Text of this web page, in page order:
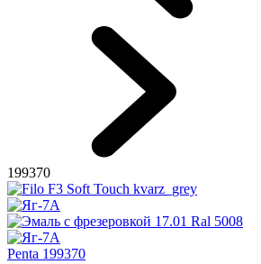
199370
Penta 199370